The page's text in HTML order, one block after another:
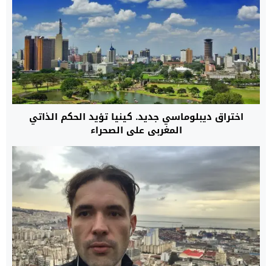
اختراق ديبلوماسي جديد. كينيا تؤيد الحكم الذاتي
المغربي على الصحراء